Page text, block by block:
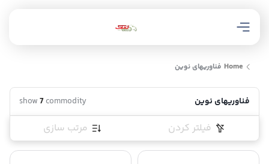
Home ﻓﻨﺎﻭﺭﻳﻬﺎی ﻧﻮﻳﻦ
ﻓﻨﺎﻭﺭﻳﻬﺎی ﻧﻮﻳﻦ show7commodity
فیلتر کردن مرتب سازی